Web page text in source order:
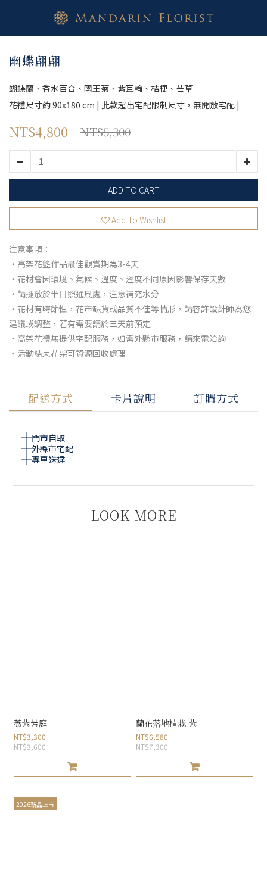
幽蝶翩翩
蝴蝶蘭、香水百合、國王菊、紫巨輪、桔梗、芒草
花禮尺寸約 90x180 cm | 此款超出宅配限制尺寸，無開放宅配 |
NT$4,800 NT$5,300
ADD TO CART
Add To Wishlist
注意事項：
・高架花籃作品最佳觀賞期為3-4天
・花材會因環境、氣候、溫度、溼度不同原因影響保存天數
・請擺放於半日照通風處，注意補充水分
・花材有時節性，花市缺貨或品質不佳等情形，請容許設計師為您
建議或調整，若有需要請於三天前預定
・高架花禮無提供宅配服務，如需外縣市服務，請來電洽詢
・活動結束花架可資源回收處理
配送方式 卡片說明 訂購方式
門市自取
外縣市宅配
專車送達
LOOK MORE
薇紫芳庭
NT$3,300
NT$3,600
蘭花落地植栽-紫
NT$6,580
NT$7,300
2026新品上市